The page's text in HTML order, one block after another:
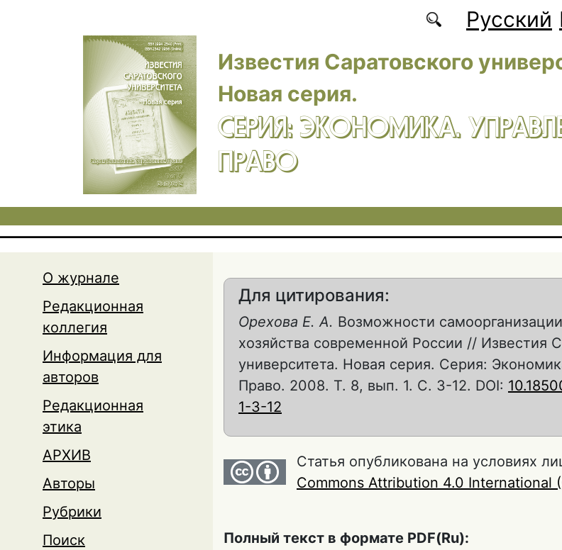
Русский
Известия Саратовского
Новая серия.
СЕРИЯ: ЭКОНОМИКА.
ПРАВО
О журнале
Редакционная
коллегия
Информация для
авторов
Редакционная
этика
АРХИВ
Авторы
Рубрики
Поиск
Для цитирования:
Орехова Е. А. Возможности
хозяйства современной России // Известия
университета. Новая серия. Серия:
Право. 2008. Т. 8, вып. 1. С. 3-12. DOI:
1-3-12
Статья опубликована на условиях
Commons Attribution 4.0 International
Полный текст в формате PDF(Ru):